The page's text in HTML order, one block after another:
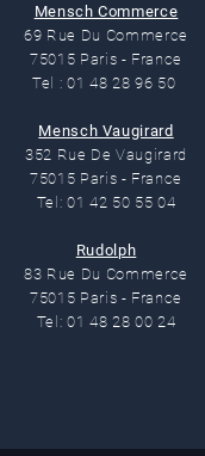
Mensch Commerce
69 Rue Du Commerce
75015 Paris - France
Tel : 01 48 28 96 50
Mensch Vaugirard
352 Rue De Vaugirard
75015 Paris - France
Tel: 01 42 50 55 04
Rudolph
83 Rue Du Commerce
75015 Paris - France
Tel: 01 48 28 00 24